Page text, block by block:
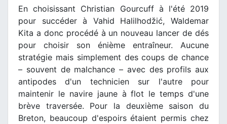
En choisissant Christian Gourcuff à l'été 2019
pour succéder à Vahid Halilhodžić, Waldemar
Kita a donc procédé à un nouveau lancer de dés
pour choisir son énième entraîneur. Aucune
stratégie mais simplement des coups de chance
– souvent de malchance – avec des profils aux
antipodes d'un technicien sur l'autre pour
maintenir le navire jaune à flot le temps d'une
brève traversée. Pour la deuxième saison du
Breton, beaucoup d'espoirs étaient permis chez